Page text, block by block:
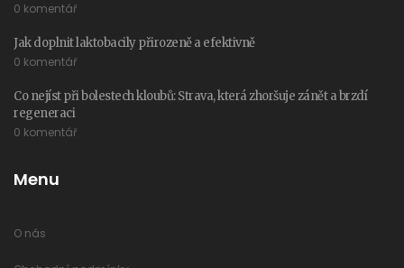
0 komentář
Jak doplnit laktobacily přirozeně a efektivně
0 komentář
Co nejíst při bolestech kloubů: Strava, která zhoršuje zánět a brzdí
regeneraci
0 komentář
Menu
O nás